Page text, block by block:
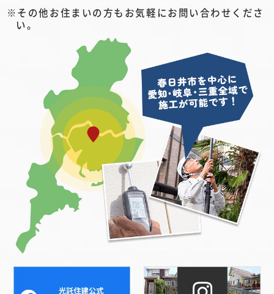
その他お住まいの方もお気軽にお問い合わせくださ
い。